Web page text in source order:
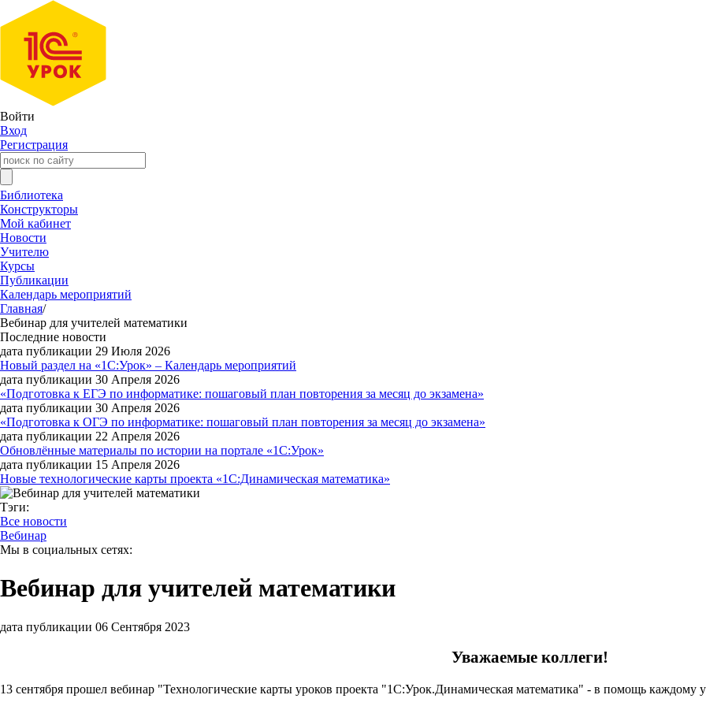
Войти
Вход
Регистрация
Библиотека
Конструкторы
Мой кабинет
Новости
Учителю
Курсы
Публикации
Календарь мероприятий
Главная/
Вебинар для учителей математики
Последние новости
дата публикации 29 Июля 2026
Новый раздел на «1С:Урок» – Календарь мероприятий
дата публикации 30 Апреля 2026
«Подготовка к ЕГЭ по информатике: пошаговый план повторения за месяц до экзамена»
дата публикации 30 Апреля 2026
«Подготовка к ОГЭ по информатике: пошаговый план повторения за месяц до экзамена»
дата публикации 22 Апреля 2026
Обновлённые материалы по истории на портале «1С:Урок»
дата публикации 15 Апреля 2026
Новые технологические карты проекта «1С:Динамическая математика»
Тэги:
Все новости
Вебинар
Мы в социальных сетях:
Вебинар для учителей математики
дата публикации 06 Сентября 2023
Уважаемые коллеги!
13 сентября прошел вебинар "Технологические карты уроков проекта "1С:Урок.Динамическая математика" - в помощь каждому